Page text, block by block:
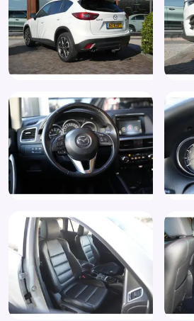
Spraakbediening
Start/stop systeem
Stoelverwarming
Stuurwiel multifunctioneel
Trekhaak
Voorstoelen in hoogte verstelbaar
Zij airbag(s) voor